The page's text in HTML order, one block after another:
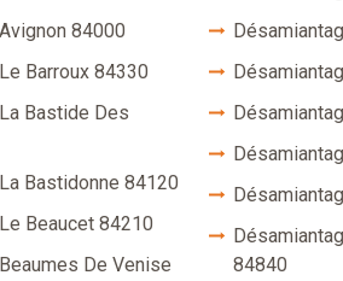
84000
Barroux 84330
Bastide Des
Bastidonne 84120
Beaucet 84210
De Venise
84840